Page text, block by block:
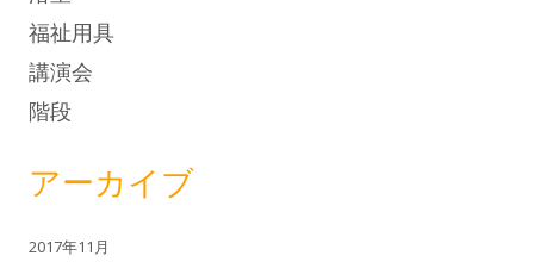
福祉用具
講演会
階段
アーカイブ
2017年11月